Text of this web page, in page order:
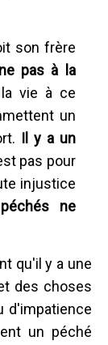
son frère
pas à la
vie à ce
un
Il y a un
pas pour
injustice
ne
qu'il y a une
des choses
d'impatience
un péché